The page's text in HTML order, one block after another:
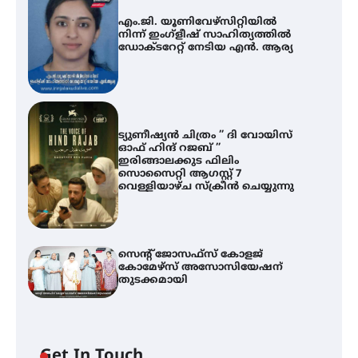
എം.ജി. യൂണിവേഴ്‌സിറ്റിയിൽ
നിന്ന് ഇംഗ്ളീഷ് സാഹിത്യത്തിൽ
ഡോക്ടറേറ്റ് നേടിയ എൻ. ആര്യ
ട്യുണീഷ്യൻ ചിത്രം ” ദി വോയിസ്
ഓഫ് ഹിന്ദ് റജബ് ”
ഇരിങ്ങാലക്കുട ഫിലിം
സൊസൈറ്റി ആഗസ്റ്റ് 7
വെള്ളിയാഴ്ച സ്‌ക്രീൻ ചെയ്യുന്നു
സെന്റ് ജോസഫ്സ് കോളജ്
കോമേഴ്‌സ് അസോസിയേഷന്
തുടക്കമായി